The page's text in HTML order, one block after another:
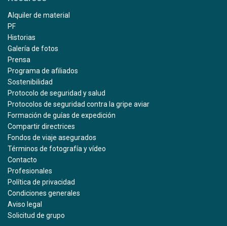
Alquiler de material
PF
Historias
Galería de fotos
Prensa
Programa de afiliados
Sostenibilidad
Protocolo de seguridad y salud
Protocolos de seguridad contra la gripe aviar
Formación de guías de expedición
Compartir directrices
Fondos de viaje asegurados
Términos de fotografía y vídeo
Contacto
Profesionales
Política de privacidad
Condiciones generales
Aviso legal
Solicitud de grupo